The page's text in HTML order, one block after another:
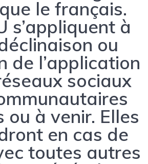
le français.
s’appliquent à
ou
de l’application
sociaux
ou à venir. Elles
en cas de
toutes autres